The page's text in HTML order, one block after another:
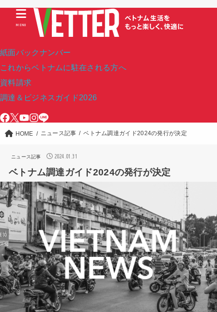
紙面バックナンバー
これからベトナムに駐在される方へ
資料請求
調達＆ビジネスガイド2026
MENU
HOME ニュース記事 ベトナム調達ガイド2024の発行が決定
ニュース記事 2024.01.31
ベトナム調達ガイド2024の発行が決定